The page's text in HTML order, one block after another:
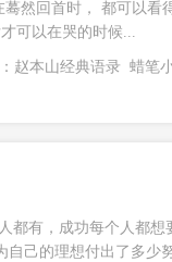
然回首时， 都可以看
可以在哭的时候...
赵本山经典语录 蜡笔
都有，成功每个人都想
己的理想付出了多少